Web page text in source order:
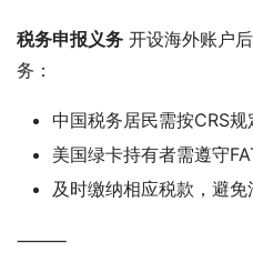
税务申报义务 开设海外账户
务：
中国税务居民需按CRS规
美国绿卡持有者需遵守
及时缴纳相应税款，避免
⸻